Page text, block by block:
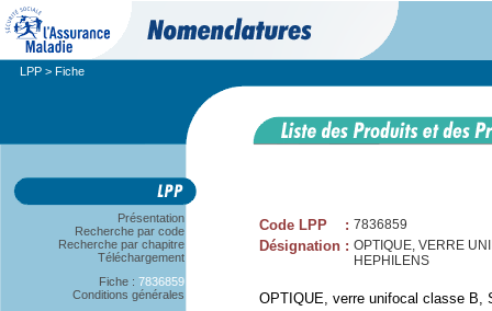
LPP > Fiche
Présentation
Recherche par code
Recherche par chapitre
Téléchargement
Fiche : 7836859
Conditions générales
Code LPP : 7836859
Désignation : OPTIQUE, VERRE
HEPHILENS
OPTIQUE, verre unifocal classe B,